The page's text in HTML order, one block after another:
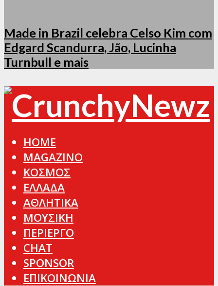
Made in Brazil celebra Celso Kim com
Edgard Scandurra, Jão, Lucinha
Turnbull e mais
HOME
MAGAZINO
ΚΟΣΜΟΣ
ΕΛΛΑΔΑ
ΑΘΛΗΤΙΚΑ
ΜΟΥΣΙΚΗ
ΠΕΡΙΕΡΓΟ
CHAT
SPONSOR
ΕΠΙΚΟΙΝΩΝΙΑ